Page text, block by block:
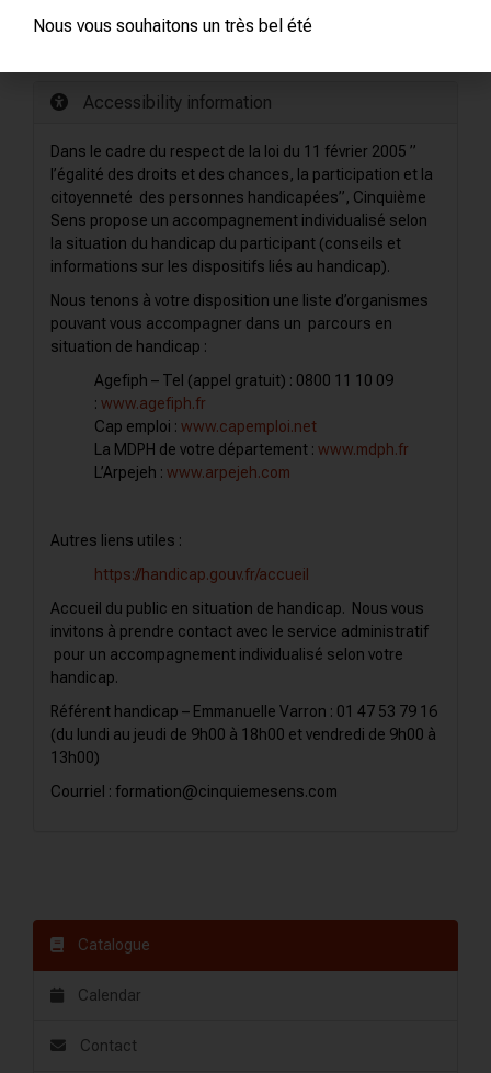
Ajouter
Accessibility information
Dans le cadre du respect de la loi du 11 février 2005 ”
l’égalité des droits et des chances, la participation et la
citoyenneté des personnes handicapées”, Cinquième
Sens propose un accompagnement individualisé selon
la situation du handicap du participant (conseils et
informations sur les dispositifs liés au handicap).
Nous tenons à votre disposition une liste d’organismes
pouvant vous accompagner dans un parcours en
situation de handicap :
Agefiph – Tel (appel gratuit) : 0800 11 10 09
: www.agefiph.fr
Cap emploi : www.capemploi.net
La MDPH de votre département : www.mdph.fr
L’Arpejeh : www.arpejeh.com
Autres liens utiles :
https://handicap.gouv.fr/accueil
Accueil du public en situation de handicap. Nous vous
invitons à prendre contact avec le service administratif
pour un accompagnement individualisé selon votre
handicap.
Référent handicap – Emmanuelle Varron : 01 47 53 79 16
(du lundi au jeudi de 9h00 à 18h00 et vendredi de 9h00 à
13h00)
Courriel : formation@cinquiemesens.com
Catalogue
Calendar
Contact
Nous vous souhaitons un très bel été